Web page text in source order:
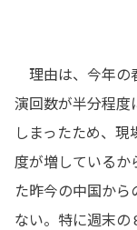
理由は、今年の
演回数が半分程度
しまったため、現
度が増しているか
た昨今の中国か
ない。特に週末の